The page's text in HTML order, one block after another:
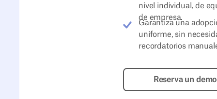
nivel individual, de
de empresa.
Garantiza una
uniforme, sin
recordatorios
Reserva un demo